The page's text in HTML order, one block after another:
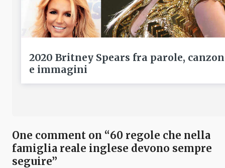
2020 Britney Spears fra parole,
e immagini
One comment on “60 regole che nella
famiglia reale inglese devono sempre
seguire”